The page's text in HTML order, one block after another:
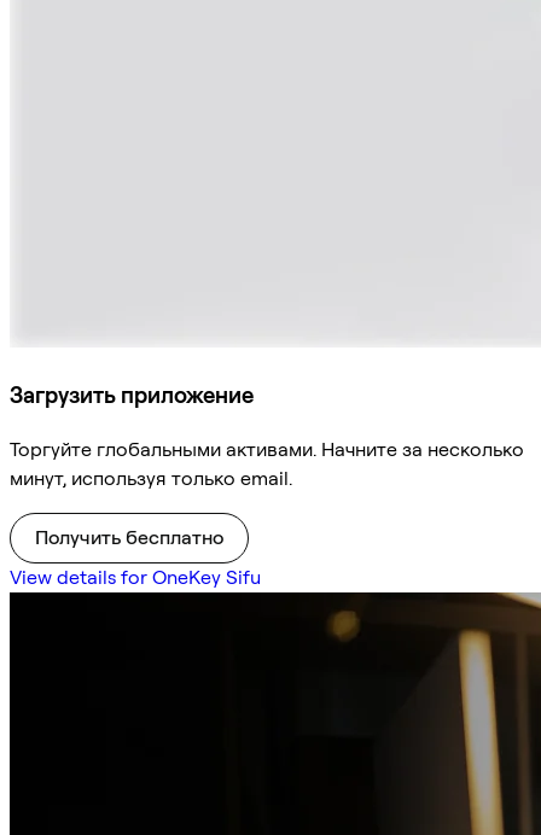
Загрузить приложение
Торгуйте глобальными активами. Начните за несколько
минут, используя только email.
Получить бесплатно
View details for OneKey Sifu